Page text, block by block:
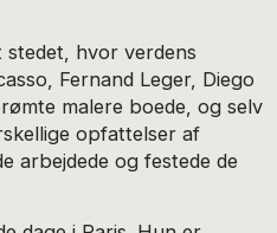
hvor verdens
Fernand Leger, Diego
malere boede, og selv
opfattelser af
arbejdede og festede de